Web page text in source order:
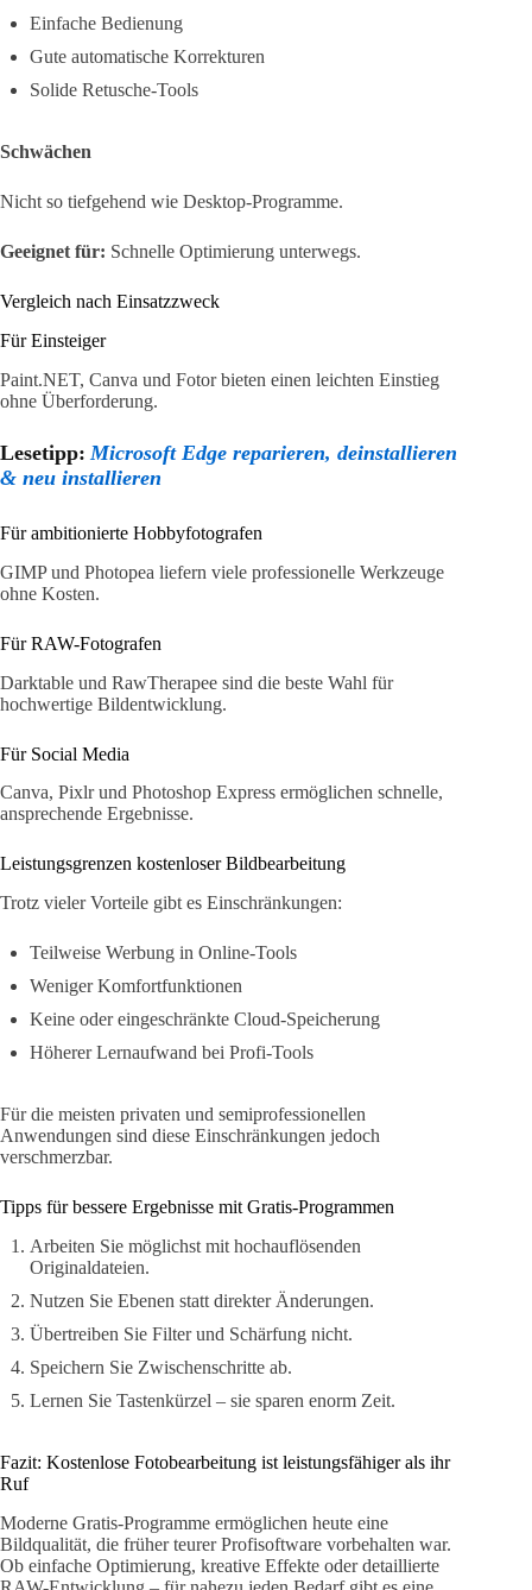
Einfache Bedienung
Gute automatische Korrekturen
Solide Retusche-Tools
Schwächen
Nicht so tiefgehend wie Desktop-Programme.
Geeignet für: Schnelle Optimierung unterwegs.
Vergleich nach Einsatzzweck
Für Einsteiger
Paint.NET, Canva und Fotor bieten einen leichten Einstieg
ohne Überforderung.
Lesetipp: Microsoft Edge reparieren, deinstallieren
& neu installieren
Für ambitionierte Hobbyfotografen
GIMP und Photopea liefern viele professionelle Werkzeuge
ohne Kosten.
Für RAW-Fotografen
Darktable und RawTherapee sind die beste Wahl für
hochwertige Bildentwicklung.
Für Social Media
Canva, Pixlr und Photoshop Express ermöglichen schnelle,
ansprechende Ergebnisse.
Leistungsgrenzen kostenloser Bildbearbeitung
Trotz vieler Vorteile gibt es Einschränkungen:
Teilweise Werbung in Online-Tools
Weniger Komfortfunktionen
Keine oder eingeschränkte Cloud-Speicherung
Höherer Lernaufwand bei Profi-Tools
Für die meisten privaten und semiprofessionellen
Anwendungen sind diese Einschränkungen jedoch
verschmerzbar.
Tipps für bessere Ergebnisse mit Gratis-Programmen
Arbeiten Sie möglichst mit hochauflösenden
Originaldateien.
Nutzen Sie Ebenen statt direkter Änderungen.
Übertreiben Sie Filter und Schärfung nicht.
Speichern Sie Zwischenschritte ab.
Lernen Sie Tastenkürzel – sie sparen enorm Zeit.
Fazit: Kostenlose Fotobearbeitung ist leistungsfähiger als ihr
Ruf
Moderne Gratis-Programme ermöglichen heute eine
Bildqualität, die früher teurer Profisoftware vorbehalten war.
Ob einfache Optimierung, kreative Effekte oder detaillierte